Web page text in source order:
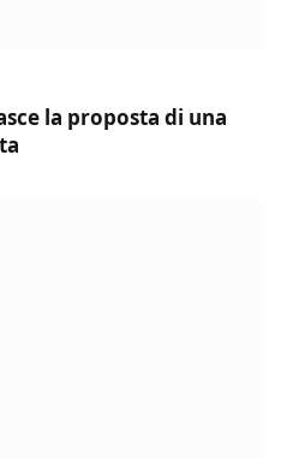
la proposta di una